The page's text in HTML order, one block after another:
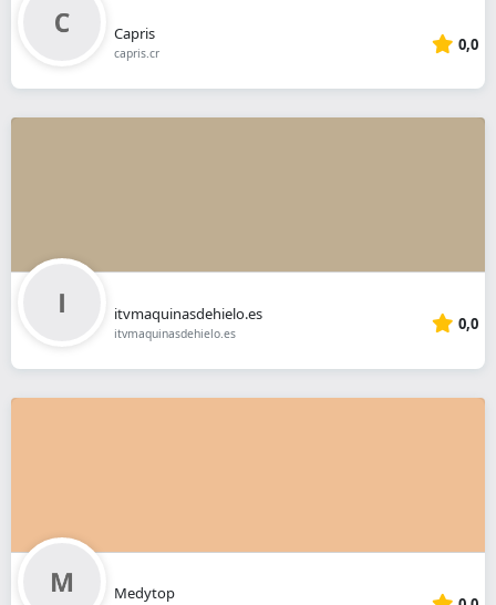
Capris
capris.cr 0,0
itvmaquinasdehielo.es
itvmaquinasdehielo.es 0,0
Medytop